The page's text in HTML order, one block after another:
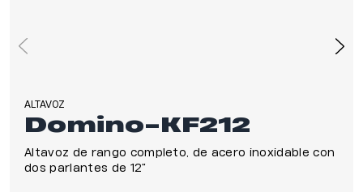
ALTAVOZ
Domino-KF212
Altavoz de rango completo, de acero inoxidable con
dos parlantes de 12”